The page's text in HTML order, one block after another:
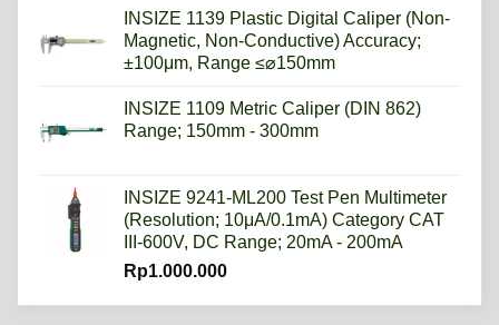
INSIZE 1139 Plastic Digital Caliper (Non-
Magnetic, Non-Conductive) Accuracy;
±100μm, Range ≤⌀150mm
INSIZE 1109 Metric Caliper (DIN 862)
Range; 150mm - 300mm
INSIZE 9241-ML200 Test Pen Multimeter
(Resolution; 10μA/0.1mA) Category CAT
III-600V, DC Range; 20mA - 200mA
Rp1.000.000